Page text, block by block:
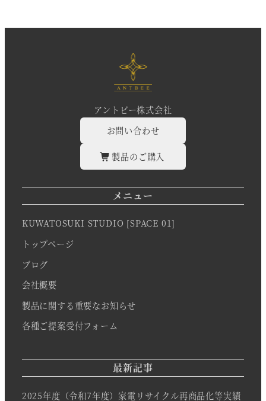
アントビー株式会社
お問い合わせ
製品のご購入
メニュー
KUWATOSUKI STUDIO [SPACE 01]
トップページ
ブログ
会社概要
製品に関する重要なお知らせ
各種ご提案受付フォーム
最新記事
2025年度（令和7年度）家電リサイクル再商品化等実績